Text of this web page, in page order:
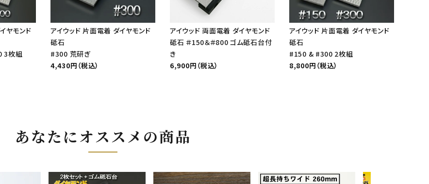
ヤモンド
3枚組
アイウッド 片面電着 ダイヤモンド
砥石
#300 荒研ぎ
4,430円（税込）
アイウッド 両面電着 ダイヤモンド
砥石 ＃150＆＃800 ゴム砥石台付
き
6,900円（税込）
アイウッド 片面電着 ダイヤモンド
砥石
#150 & #300 2枚組
8,800円（税込）
あなたにオススメの商品